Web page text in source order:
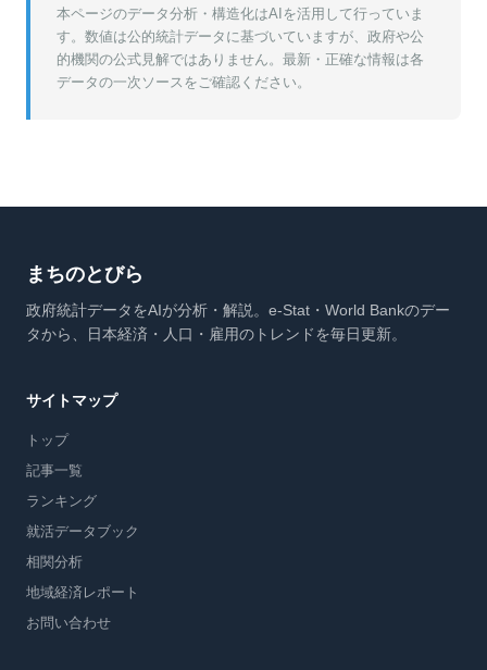
本ページのデータ分析・構造化はAIを活用して行っていま
す。数値は公的統計データに基づいていますが、政府や公
的機関の公式見解ではありません。最新・正確な情報は各
データの一次ソースをご確認ください。
まちのとびら
政府統計データをAIが分析・解説。e-Stat・World Bankのデー
タから、日本経済・人口・雇用のトレンドを毎日更新。
サイトマップ
トップ
記事一覧
ランキング
就活データブック
相関分析
地域経済レポート
お問い合わせ